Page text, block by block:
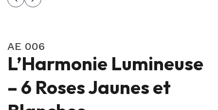
AE 006
L’Harmonie Lumineuse
– 6 Roses Jaunes et